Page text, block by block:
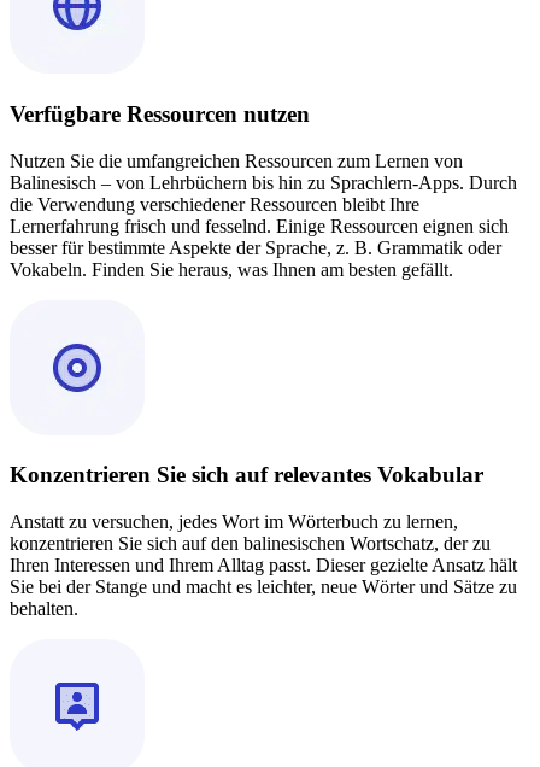
Verfügbare Ressourcen nutzen
Nutzen Sie die umfangreichen Ressourcen zum Lernen von
Balinesisch – von Lehrbüchern bis hin zu Sprachlern-Apps. Durch
die Verwendung verschiedener Ressourcen bleibt Ihre
Lernerfahrung frisch und fesselnd. Einige Ressourcen eignen sich
besser für bestimmte Aspekte der Sprache, z. B. Grammatik oder
Vokabeln. Finden Sie heraus, was Ihnen am besten gefällt.
Konzentrieren Sie sich auf relevantes Vokabular
Anstatt zu versuchen, jedes Wort im Wörterbuch zu lernen,
konzentrieren Sie sich auf den balinesischen Wortschatz, der zu
Ihren Interessen und Ihrem Alltag passt. Dieser gezielte Ansatz hält
Sie bei der Stange und macht es leichter, neue Wörter und Sätze zu
behalten.